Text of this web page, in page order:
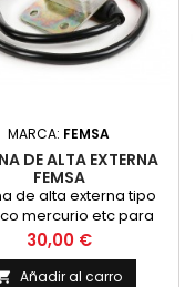
MARCA: FEMSA
DE ALTA EXTERNA
FEMSA
de alta externa tipo
mercurio etc para
femsa, compatible
cualquier enc
Precio
30,00 €
Añadir al carro